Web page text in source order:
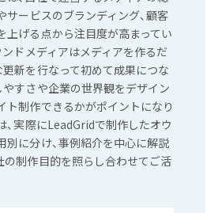
サービスのブランディング、顧客
上げる点から注目度が高まってい
ンドメディアはメディアを作るだ
更新を行なって初めて成果につな
やすさや企業の世界観をデザイン
ト制作できるかがポイントになり
、実際にLeadGridで制作したオウ
別に分け、事例紹介を中心に解説
の制作目的を照らし合わせてご活